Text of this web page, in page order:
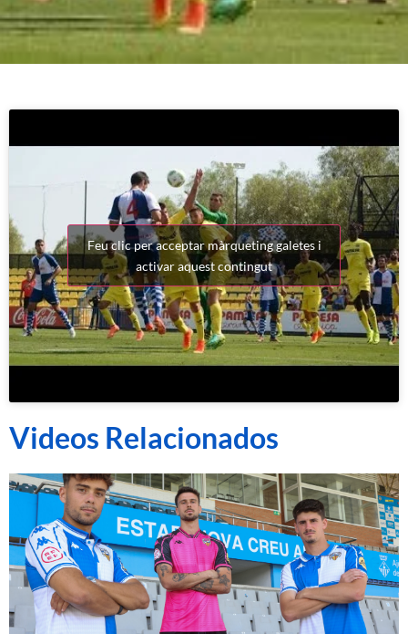
Feu clic per acceptar màrqueting galetes i
activar aquest contingut
Videos Relacionados